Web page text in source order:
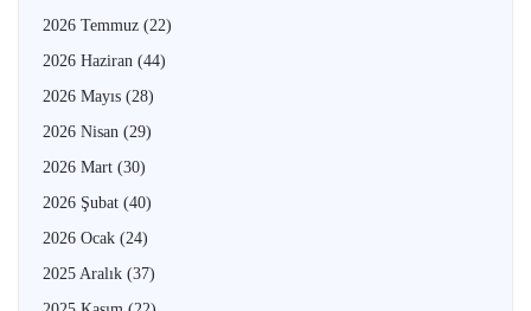
2026 Temmuz (22)
2026 Haziran (44)
2026 Mayıs (28)
2026 Nisan (29)
2026 Mart (30)
2026 Şubat (40)
2026 Ocak (24)
2025 Aralık (37)